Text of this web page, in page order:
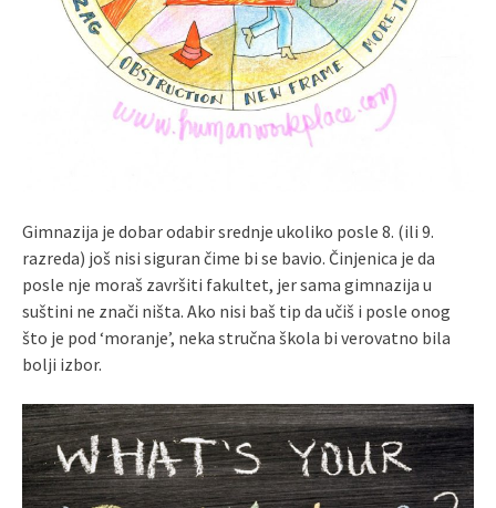
Gimnazija je dobar odabir srednje ukoliko posle 8. (ili 9.
razreda) još nisi siguran čime bi se bavio. Činjenica je da
posle nje moraš završiti fakultet, jer sama gimnazija u
suštini ne znači ništa. Ako nisi baš tip da učiš i posle onog
što je pod ‘moranje’, neka stručna škola bi verovatno bila
bolji izbor.